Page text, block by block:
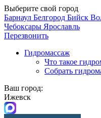
Выберите свой город
Барнаул Белгород Бийск
Чебоксары Ярославль
Перезвонить
Гидромассаж
Что такое
Собрать
Ваш город:
Ижевск